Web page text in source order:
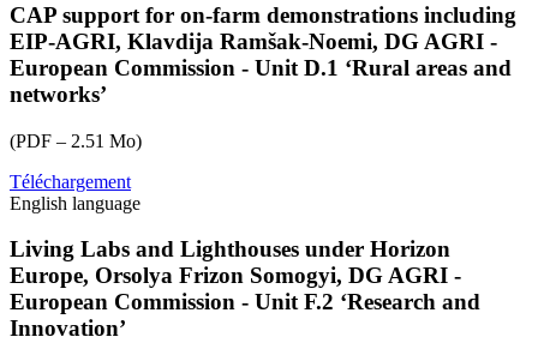
final.pdf
CAP support for on-farm demonstrations including
EIP-AGRI, Klavdija Ramšak-Noemi, DG AGRI -
European Commission - Unit D.1 ‘Rural areas and
networks’
(PDF – 2.51 Mo)
Téléchargement
cap-
sem-
onfarmdemos-
cap-
support-
English language
Living Labs and Lighthouses under Horizon
Europe, Orsolya Frizon Somogyi, DG AGRI -
European Commission - Unit F.2 ‘Research and
Innovation’